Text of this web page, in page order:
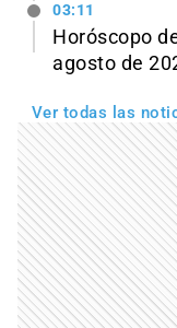
03:11
Horóscopo
agosto de
Ver todas las